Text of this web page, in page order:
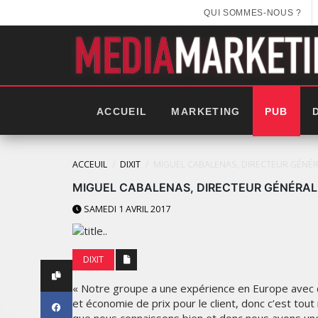
QUI SOMMES-NOUS ?
ACCUEIL MARKETING PUB
ACCEUIL DIXIT
MIGUEL CABALENAS, DIRECTEUR
SAMEDI 1 AVRIL 2017
DIXIT
« Notre groupe a une expérience en Europe
et économie de prix pour le client, donc c’est